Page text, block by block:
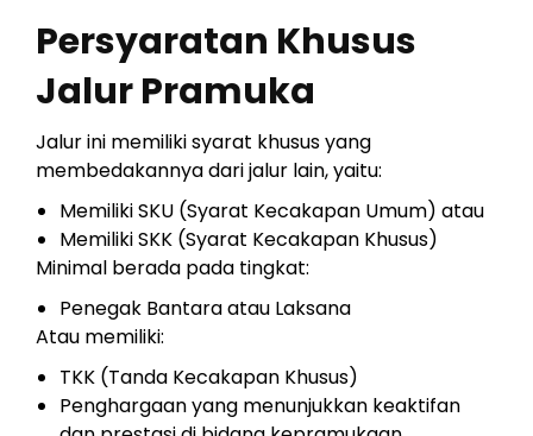
Persyaratan Khusus
Jalur Pramuka
Jalur ini memiliki syarat khusus yang
membedakannya dari jalur lain, yaitu:
Memiliki SKU (Syarat Kecakapan Umum) atau
Memiliki SKK (Syarat Kecakapan Khusus)
Minimal berada pada tingkat:
Penegak Bantara atau Laksana
Atau memiliki:
TKK (Tanda Kecakapan Khusus)
Penghargaan yang menunjukkan keaktifan